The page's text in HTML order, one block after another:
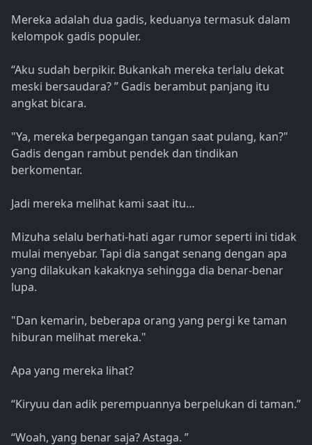
Mereka adalah dua gadis, keduanya termasuk dalam
kelompok gadis populer.
“Aku sudah berpikir. Bukankah mereka terlalu dekat
meski bersaudara? ” Gadis berambut panjang itu
angkat bicara.
"Ya, mereka berpegangan tangan saat pulang, kan?"
Gadis dengan rambut pendek dan tindikan
berkomentar.
Jadi mereka melihat kami saat itu…
Mizuha selalu berhati-hati agar rumor seperti ini tidak
mulai menyebar. Tapi dia sangat senang dengan apa
yang dilakukan kakaknya sehingga dia benar-benar
lupa.
"Dan kemarin, beberapa orang yang pergi ke taman
hiburan melihat mereka."
Apa yang mereka lihat?
“Kiryuu dan adik perempuannya berpelukan di taman.”
“Woah, yang benar saja? Astaga. ”